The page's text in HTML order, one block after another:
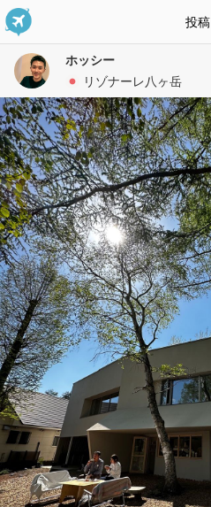
投稿
ホッシー
リゾナーレ八ヶ岳